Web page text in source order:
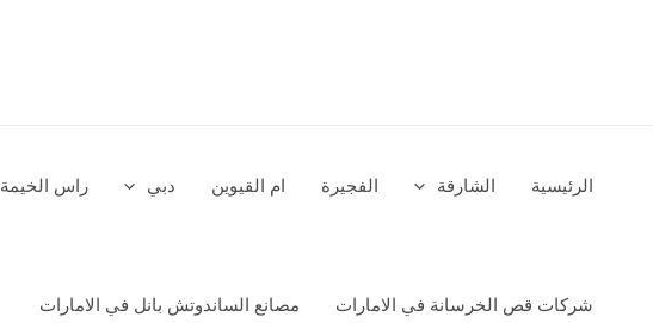
الرئيسية الشارقة الفجيرة ام القيوين دبي راس الخيمة
شركات قص الخرسانة في الامارات مصانع الساندوتش بانل في الامارات